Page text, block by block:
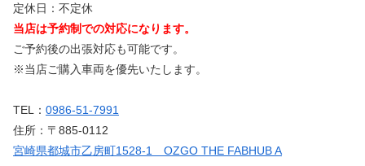
定休日：不定休
当店は予約制での対応になります。
ご予約後の出張対応も可能です。
※当店ご購入車両を優先いたします。
TEL： 0986-51-7991
住所：〒885-0112
宮崎県都城市乙房町1528-1 OZGO THE FABHUB A